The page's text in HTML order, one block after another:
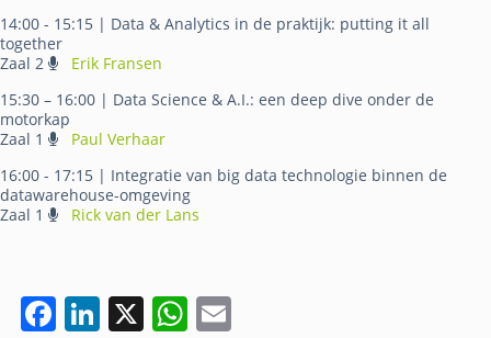
14:00 - 15:15 | Data & Analytics in de praktijk: putting it all
together
Zaal 2
Erik Fransen
15:30 – 16:00 | Data Science & A.I.: een deep dive onder de
motorkap
Zaal 1
Paul Verhaar
16:00 - 17:15 | Integratie van big data technologie binnen de
datawarehouse-omgeving
Zaal 1
Rick van der Lans
F Li X W